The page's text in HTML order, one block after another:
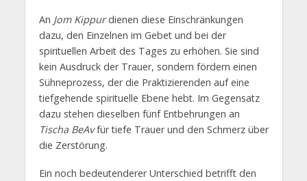
An Jom Kippurdienen diese Einschränkungen
dazu, den Einzelnen im Gebet und bei der
spirituellen Arbeit des Tages zu erhöhen. Sie sind
kein Ausdruck der Trauer, sondern fördern einen
Sühneprozess, der die Praktizierenden auf eine
tiefgehende spirituelle Ebene hebt. Im Gegensatz
dazu stehen dieselben fünf Entbehrungen an
Tischa BeAvfür tiefe Trauer und den Schmerz über
die Zerstörung.
Ein noch bedeutenderer Unterschied betrifft den